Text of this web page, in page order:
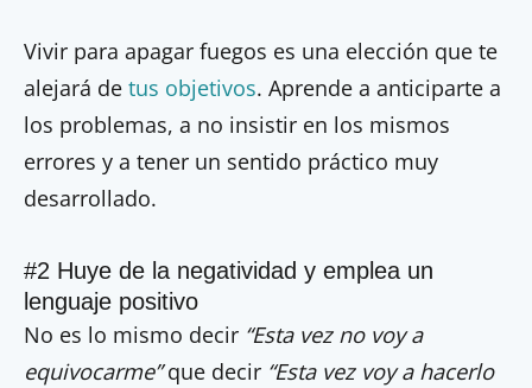
Vivir para apagar fuegos es una elección que te
alejará de tus objetivos. Aprende a anticiparte a
los problemas, a no insistir en los mismos
errores y a tener un sentido práctico muy
desarrollado.
#2 Huye de la negatividad y emplea un
lenguaje positivo
No es lo mismo decir “Esta vez no voy a
equivocarme”que decir “Esta vez voy a hacerlo